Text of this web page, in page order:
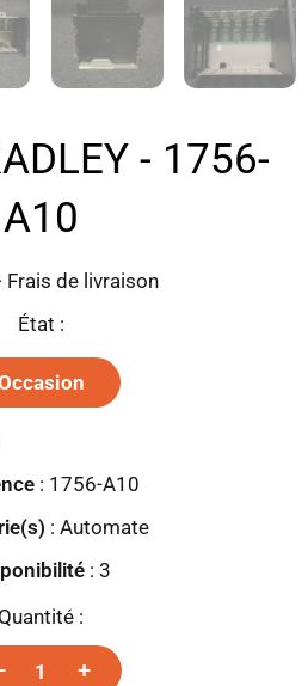
- 1756-
A10
Frais de livraison
État :
: 1756-A10
: Automate
: 3
Quantité :
+